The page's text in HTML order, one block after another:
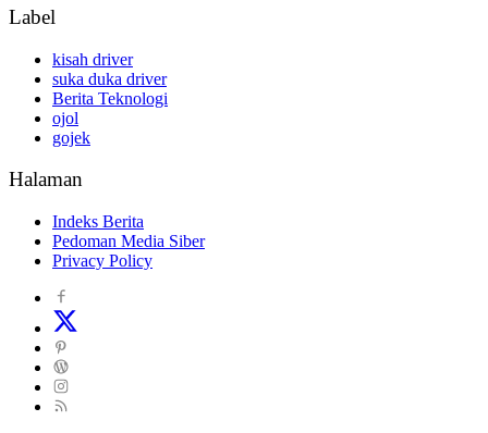
Label
kisah driver
suka duka driver
Berita Teknologi
ojol
gojek
Halaman
Indeks Berita
Pedoman Media Siber
Privacy Policy